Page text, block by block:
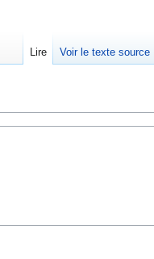
Lire Voir le texte source